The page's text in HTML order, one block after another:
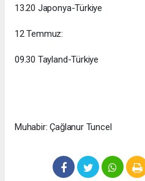
13.20 Japonya-Türkiye
12 Temmuz:
09.30 Tayland-Türkiye
Muhabir: Çağlanur Tuncel